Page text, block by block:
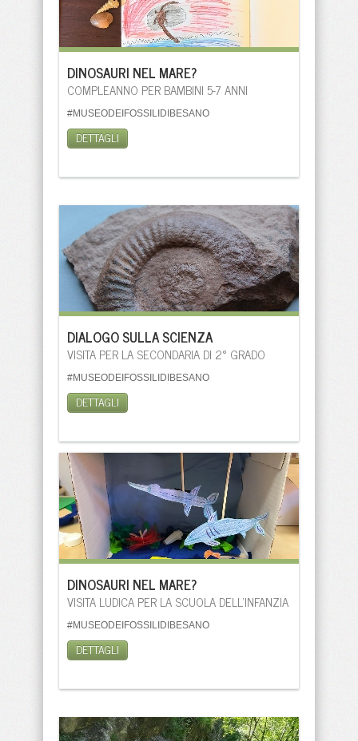
DINOSAURI NEL MARE?
COMPLEANNO PER BAMBINI 5-7 ANNI
#MUSEODEIFOSSILIDIBESANO
DETTAGLI
DIALOGO SULLA SCIENZA
VISITA PER LA SECONDARIA DI 2° GRADO
#MUSEODEIFOSSILIDIBESANO
DETTAGLI
DINOSAURI NEL MARE?
VISITA LUDICA PER LA SCUOLA DELL'INFANZIA
#MUSEODEIFOSSILIDIBESANO
DETTAGLI